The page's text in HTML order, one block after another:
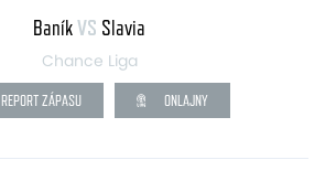
BaníkVS Slavia
Chance Liga
REPORT ZÁPASU ONLAJNY